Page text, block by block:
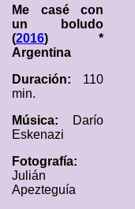
Me casé con
un boludo
(2016) *
Argentina
Duración: 110
min.
Música: Darío
Eskenazi
Fotografía:
Julián
Apezteguía